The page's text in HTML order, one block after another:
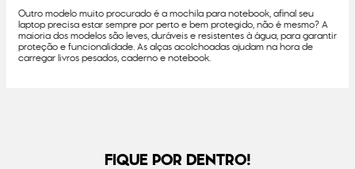
Outro modelo muito procurado é a mochila para notebook, afinal seu
laptop precisa estar sempre por perto e bem protegido, não é mesmo? A
maioria dos modelos são leves, duráveis e resistentes à água, para garantir
proteção e funcionalidade. As alças acolchoadas ajudam na hora de
carregar livros pesados, caderno e notebook.
FIQUE POR DENTRO!